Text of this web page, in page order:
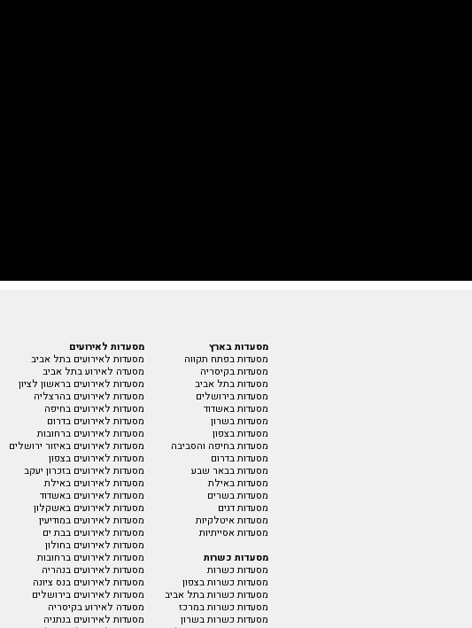
מסעדות בארץ
מסעדות בפתח תקווה
מסעדות בקיסריה
מסעדות בתל אביב
מסעדות בירושלים
מסעדות באשדוד
מסעדות בשרון
מסעדות בצפון
מסעדות בחיפה והסביבה
מסעדות בדרום
מסעדות בבאר שבע
מסעדות באילת
מסעדות בשרים
מסעדות דגים
מסעדות איטלקיות
מסעדות אסייתיות
מסעדות כשרות
מסעדות כשרות
מסעדות כשרות בצפון
מסעדות כשרות בתל אביב
מסעדות כשרות במרכז
מסעדות כשרות בשרון
מסעדות לאירועים
מסעדות לאירועים בתל אביב
מסעדה לאירוע בתל אביב
מסעדות לאירועים בראשון לציון
מסעדות לאירועים בהרצליה
מסעדות לאירועים בחיפה
מסעדות לאירועים בדרום
מסעדות לאירועים ברחובות
מסעדות לאירועים באיזור ירושלים
מסעדות לאירועים בצפון
מסעדות לאירועים בזכרון יעקב
מסעדות לאירועים באילת
מסעדות לאירועים באשדוד
מסעדות לאירועים באשקלון
מסעדות לאירועים במודיעין
מסעדות לאירועים בבת ים
מסעדות לאירועים בחולון
מסעדות לאירועים ברחובות
מסעדות לאירועים בנהריה
מסעדות לאירועים בנס ציונה
מסעדות לאירועים בירושלים
מסעדה לאירוע בקיסריה
מסעדות לאירועים בנתניה